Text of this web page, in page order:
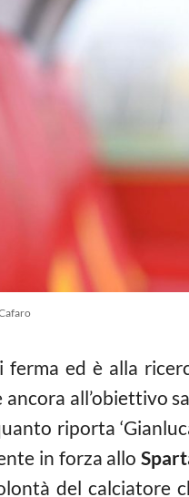
ed è alla
ancora all’obiettivo
riporta
in forza allo
del calciatore